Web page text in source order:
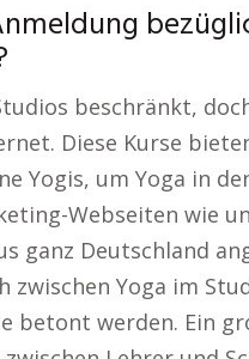
beschränkt,
Diese Kurse
Yogis, um Yoga in
Webseiten wie
ganz Deutschland
zwischen Yoga im
betont werden. Ein